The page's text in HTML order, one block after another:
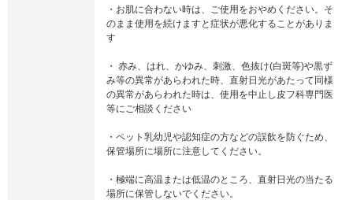
・お肌に合わない時は、ご使用をおやめください。そ
のまま使用を続けますと症状が悪化することがありま
す
・ 赤み、はれ、かゆみ、刺激、色抜け(白斑等)や黒ず
み等の異常があらわれた時、直射日光があたって同様
の異常があらわれた時は、使用を中止し皮フ科専門医
等にご相談ください
・ペット乳幼児や認知症の方などの誤飲を防ぐため、
保管場所に場所に注意してください。
・極端に高温または低温のところ、直射日光の当たる
場所に保管しないでください。